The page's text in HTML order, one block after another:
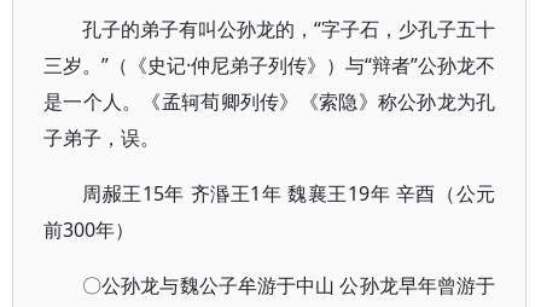
孔子的弟子有叫公孙龙的，“字子石，少孔子五十
三岁。”（《史记·仲尼弟子列传》）与“辩者”公孙龙不
是一个人。《孟轲荀卿列传》《索隐》称公孙龙为孔
子弟子，误。
周赧王15年 齐湣王1年 魏襄王19年 辛酉（公元
前300年）
〇公孙龙与魏公子牟游于中山 公孙龙早年曾游于